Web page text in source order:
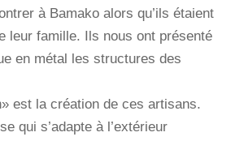
à Bamako alors qu’ils étaient
leur famille. Ils nous ont présenté
en métal les structures des
est la création de ces artisans.
qui s’adapte à l’extérieur